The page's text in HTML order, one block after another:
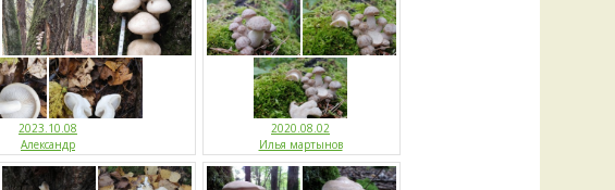
2023.10.08
Александр
2020.08.02
Илья мартынов